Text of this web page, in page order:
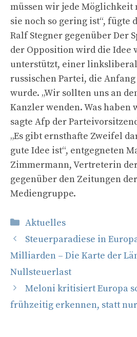
müssen wir jede Möglichkeit
sie noch so gering ist“, fügte
Ralf Stegner gegenüber Der
der Opposition wird die Idee
unterstützt, einer
russischen Partei, die Anfang
wurde. „Wir sollten uns an
Kanzler wenden. Was haben
sagte Afp der
„Es gibt ernsthafte Zweifel
gute Idee ist“, entgegneten
Zimmermann, Vertreterin der
gegenüber den Zeitungen
Mediengruppe.
Kategorien
Aktuelles
Steuerparadiese in
Milliarden – Die Karte der
Nullsteuerlast
Meloni kritisiert Europa
frühzeitig erkennen, statt